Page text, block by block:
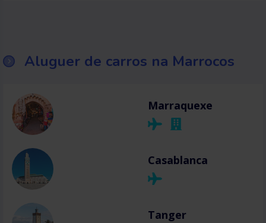
Aluguer de carros na Marrocos
Marraquexe
Casablanca
Tanger